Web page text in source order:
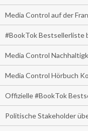
Media Control auf der
#BookTok Bestsellerliste
Media Control
Media Control Hörbuch
Offizielle #BookTok
Politische Stakeholder